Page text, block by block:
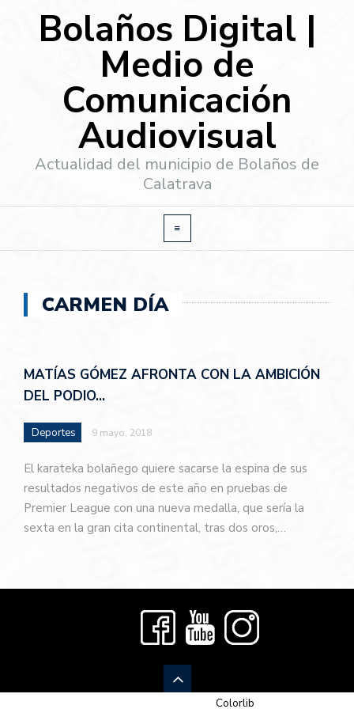
Bolaños Digital |
Medio de
Comunicación
Audiovisual
Actualidad del municipio de Bolaños de
Calatrava
CARMEN DÍA
MATÍAS GÓMEZ AFRONTA CON LA AMBICIÓN
DEL PODIO…
Deportes 9 mayo, 2018
El karateka bolañego quiere sacarse la espina de sus
resultados negativos de este año en pruebas de
Premier League con una nueva medalla, que sería la
sexta en la gran cita continental, tras dos oros,…
Colorlib